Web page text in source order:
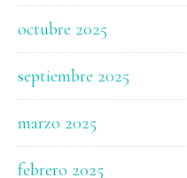
octubre 2025
septiembre 2025
marzo 2025
febrero 2025